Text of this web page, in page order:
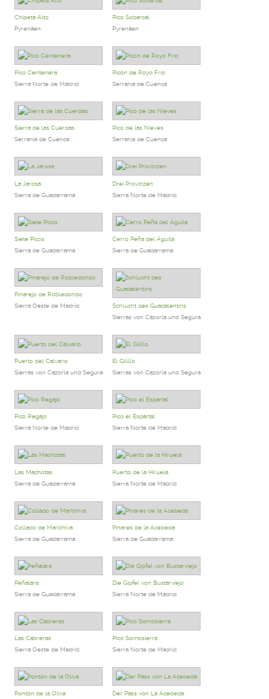
Chipeta Alto
Pyrenäen
Pico Sobarcal
Pyrenäen
Pico Centenera
Sierra Norte de Madrid
Picón de Royo Frío
Serranía de Cuenca
Sierra de las Cuerdas
Serranía de Cuenca
Pico de las Nieves
Serranía de Cuenca
La Jarosa
Sierra de Guadarrama
Drei Provinzen
Sierra Norte de Madrid
Siete Picos
Sierra de Guadarrama
Cerro Peña del Águila
Sierra de Guadarrama
Pinarejo de Robledondo
Sierra Oeste de Madrid
Schlucht des Guadalentíns
Sierras von Cazorla und Segura
Puerto del Calvario
Sierras von Cazorla und Segura
El Gilillo
Sierras von Cazorla und Segura
Pico Regajo
Sierra Norte de Madrid
Pico el Espartal
Sierra Norte de Madrid
Las Machotas
Sierra de Guadarrama
Puerto de la Hiruela
Sierra Norte de Madrid
Collado de Marichiva
Sierra de Guadarrama
Pinares de la Acebeda
Sierra de Guadarrama
Peñalara
Sierra de Guadarrama
Die Gipfel von Bustarviejo
Sierra Norte de Madrid
Las Cabreras
Sierra Oeste de Madrid
Pico Somosierra
Sierra Norte de Madrid
Pontón de la Oliva
Der Pass von La Acebeda